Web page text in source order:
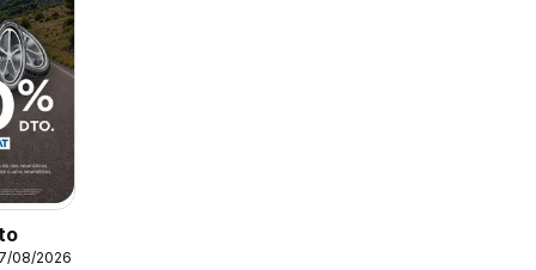
08/2026